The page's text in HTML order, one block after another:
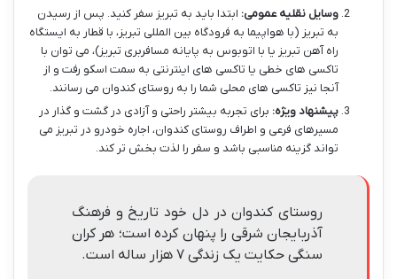
وسایل نقلیه عمومی: ابتدا باید به تبریز سفر کنید. پس از رسیدن
به تبریز (با هواپیما به فرودگاه بین المللی تبریز، با قطار به ایستگاه
راه آهن تبریز یا با اتوبوس به پایانه مسافربری تبریز)، می توان با
تاکسی های خطی یا تاکسی های اینترنتی به سمت اسکو رفت و از
آنجا نیز تاکسی های محلی شما را به روستای کندوان می رسانند.
پیشنهاد ویژه: برای تجربه بیشتر راحتی و آزادی در گشت و گذار در
مسیرهای فرعی و اطراف روستای کندوان، اجاره خودرو در تبریز می
تواند گزینه مناسبی باشد و سفر را لذت بخش تر کند.
روستای کندوان در دل خود تاریخ و فرهنگ
آذربایجان شرقی را پنهان کرده است؛ هر کران
سنگی حکایت یک زندگی ۷ هزار ساله است.